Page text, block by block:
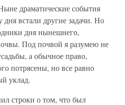
драматические события
дня встали другие задачи. Но
дня нынешнего,
Под почвой я разумею не
а обычное право,
потрясены, но все равно
уклад.
строки о том, что был